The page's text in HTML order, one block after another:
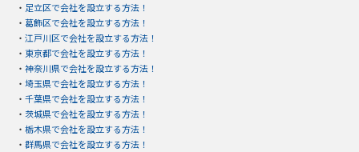
・ 足立区で会社を設立する方法！
・ 葛飾区で会社を設立する方法！
・ 江戸川区で会社を設立する方法！
・ 東京都で会社を設立する方法！
・ 神奈川県で会社を設立する方法！
・ 埼玉県で会社を設立する方法！
・ 千葉県で会社を設立する方法！
・ 茨城県で会社を設立する方法！
・ 栃木県で会社を設立する方法！
・ 群馬県で会社を設立する方法！